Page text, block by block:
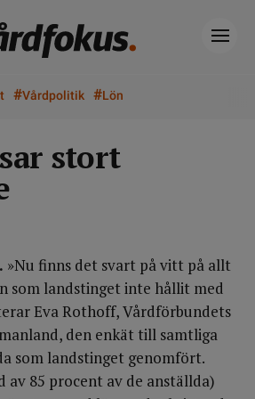
#Vårdpolitik #Lön
stort
»Nu finns det svart på vitt på allt
som landstinget inte hållit med
Eva Rothoff, Vårdförbundets
den enkät till samtliga
som landstinget genomfört.
av 85 procent av de anställda)